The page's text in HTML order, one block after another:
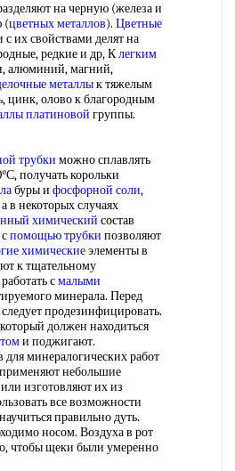
на черную (железа и
(цветных металлов). Цветные
с их свойствами делят на
редкие и др, Клегким
алюминий, магний,
металлык тяжелым
цинк, олово к благородным
платиновой группы.
трубки можно сплавлять
получать корольки
буры и фосфорной соли,
в некоторых случаях
химический состав
помощью трубки позволяют
химическиеэлементы в
к тщательному
смалыми
минерала. Перед
следует продезинфицировать.
должен находиться
и поджигают.
минералогических работ
небольшие
изготовляют их из
все возможности
правильно дуть.
носом. Воздуха в рот
чтобы щеки были умеренно